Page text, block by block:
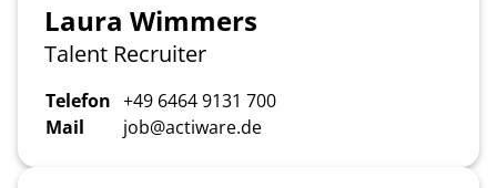
Laura Wimmers
Talent Recruiter
Telefon +49 6464 9131 700
Mail
job@actiware.de